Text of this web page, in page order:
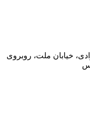
خیابان ملت، روبروی